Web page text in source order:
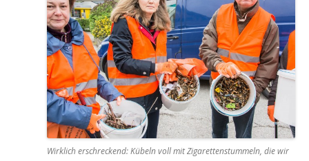
Wirklich erschreckend: Kübeln voll mit Zigarettenstummeln, die wir